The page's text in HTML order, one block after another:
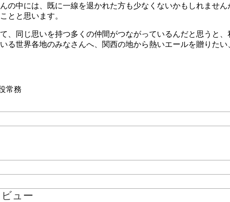
の中には、既に一線を退かれた方も少なくないかもしれませ
とと思います。
、同じ思いを持つ多くの仲間がつながっているんだと思うと
る世界各地のみなさんへ、関西の地から熱いエールを贈りた
常務
ュー